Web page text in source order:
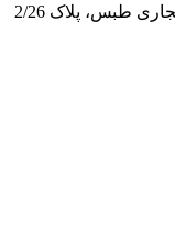
طبس، پلاک 2/26